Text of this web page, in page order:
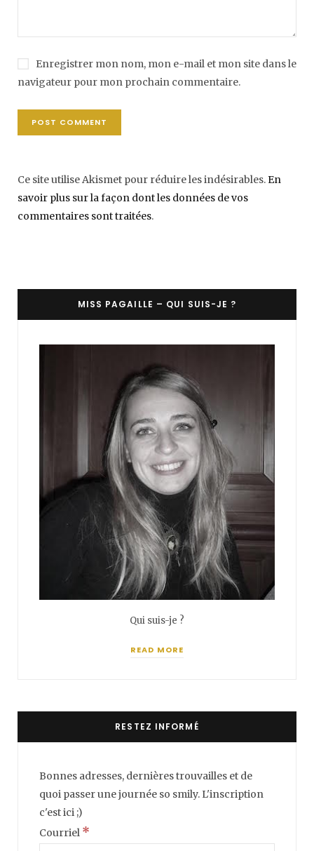
Enregistrer mon nom, mon e-mail et mon site dans le
navigateur pour mon prochain commentaire.
Ce site utilise Akismet pour réduire les indésirables.En
savoir plus sur la façon dont les données de vos
commentaires sont traitées.
MISS PAGAILLE – QUI SUIS-JE ?
Qui suis-je ?
READ MORE
RESTEZ INFORMÉ
Bonnes adresses, dernières trouvailles et de
quoi passer une journée so smily. L'inscription
c'est ici ;)
Courriel *